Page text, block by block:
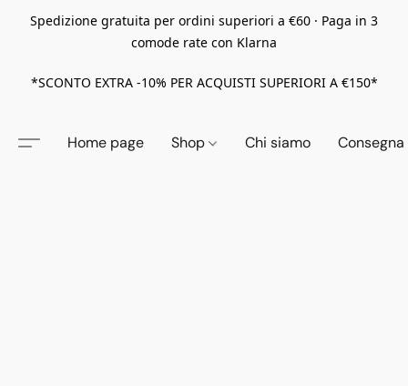
Spedizione gratuita per ordini superiori a €60 · Paga in 3
comode rate con Klarna
*SCONTO EXTRA -10% PER ACQUISTI SUPERIORI A €150*
Home page Shop Chi siamo Consegna